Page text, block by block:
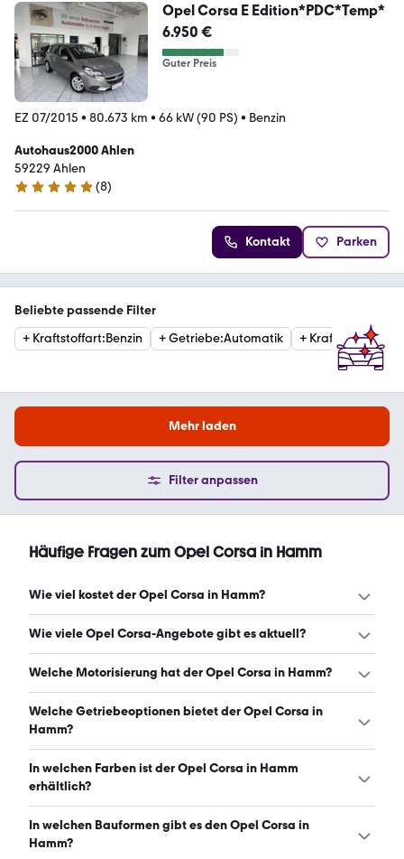
Opel Corsa E Edition*PDC*Temp*
6.950 €
Guter Preis
EZ 07/2015 • 80.673 km • 66 kW (90 PS) • Benzin
Autohaus2000 Ahlen
59229 Ahlen
5 Sterne
(8)
Kontakt Parken
Beliebte passende Filter
+ Kraftstoffart:Benzin +Getriebe:Automatik + Kraftstoffart
Mehr laden
Filter anpassen
Häufige Fragen zum Opel Corsa in Hamm
Wie viel kostet der Opel Corsa in Hamm?
Ein guter Preis für einen Opel Corsa in Hamm liegt
Wie viele Opel Corsa-Angebote gibt es aktuell?
Es gibt insgesamt 260 Opel Corsa bei mobile.de, davon
Welche Motorisierung hat der Opel Corsa in Hamm?
Der Opel Corsa in Hamm hat Leistungen zwischen 60 und
136 PS. (Stand: 8.8.2026)
Welche Getriebeoptionen bietet der Opel Corsa in
Hamm?
Der Opel Corsa in Hamm ist mit manuellem,
automatischem und halbautomatischem Getriebe
In welchen Farben ist der Opel Corsa in Hamm
erhältlich?
Den Opel Corsa in Hamm gibt es in folgenden Farben:
schwarz, weiß, silber, grau, rot, blau, orange, grün, braun
In welchen Bauformen gibt es den Opel Corsa in
Hamm?